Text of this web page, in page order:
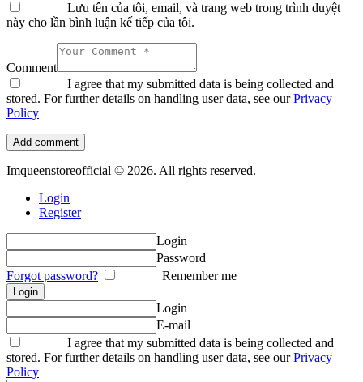
Lưu tên của tôi, email, và trang web trong trình duyệt
này cho lần bình luận kế tiếp của tôi.
Comment
I agree that my submitted data is being collected and
stored. For further details on handling user data, see ourPrivacy
Policy
Imqueenstoreofficial © 2026. All rights reserved.
Login
Register
Login
Password
Forgot password?
Remember me
Login
E-mail
I agree that my submitted data is being collected and
stored. For further details on handling user data, see ourPrivacy
Policy